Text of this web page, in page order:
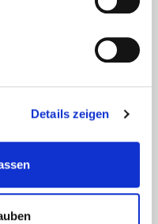
Details zeigen